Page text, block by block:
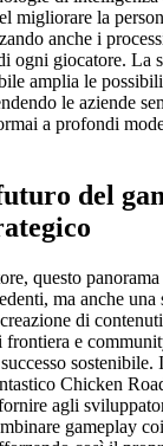
migliorare la
anche i
ogni giocatore. La
amplia le
le aziende
a profondi
del
questo panorama
ma anche una
di
e
sostenibile.
Chicken
agli
gameplay